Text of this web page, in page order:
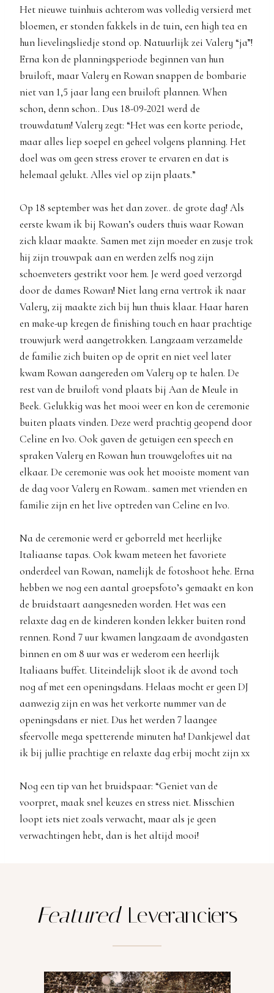
Het nieuwe tuinhuis achterom was volledig versierd met
bloemen, er stonden fakkels in de tuin, een high tea en
hun lievelingsliedje stond op. Natuurlijk zei Valery “ja”!
Erna kon de planningsperiode beginnen van hun
bruiloft, maar Valery en Rowan snappen de bombarie
niet van 1,5 jaar lang een bruiloft plannen. When
schon, denn schon.. Dus 18-09-2021 werd de
trouwdatum! Valery zegt: “Het was een korte periode,
maar alles liep soepel en geheel volgens planning. Het
doel was om geen stress erover te ervaren en dat is
helemaal gelukt. Alles viel op zijn plaats.”
Op 18 september was het dan zover.. de grote dag! Als
eerste kwam ik bij Rowan’s ouders thuis waar Rowan
zich klaar maakte. Samen met zijn moeder en zusje trok
hij zijn trouwpak aan en werden zelfs nog zijn
schoenveters gestrikt voor hem. Je werd goed verzorgd
door de dames Rowan! Niet lang erna vertrok ik naar
Valery, zij maakte zich bij hun thuis klaar. Haar haren
en make-up kregen de finishing touch en haar prachtige
trouwjurk werd aangetrokken. Langzaam verzamelde
de familie zich buiten op de oprit en niet veel later
kwam Rowan aangereden om Valery op te halen. De
rest van de bruiloft vond plaats bij Aan de Meule in
Beek. Gelukkig was het mooi weer en kon de ceremonie
buiten plaats vinden. Deze werd prachtig geopend door
Celine en Ivo. Ook gaven de getuigen een speech en
spraken Valery en Rowan hun trouwgeloftes uit na
elkaar. De ceremonie was ook het mooiste moment van
de dag voor Valery en Rowam.. samen met vrienden en
familie zijn en het live optreden van Celine en Ivo.
Na de ceremonie werd er geborreld met heerlijke
Italiaanse tapas. Ook kwam meteen het favoriete
onderdeel van Rowan, namelijk de fotoshoot hehe. Erna
hebben we nog een aantal groepsfoto’s gemaakt en kon
de bruidstaart aangesneden worden. Het was een
relaxte dag en de kinderen konden lekker buiten rond
rennen. Rond 7 uur kwamen langzaam de avondgasten
binnen en om 8 uur was er wederom een heerlijk
Italiaans buffet. Uiteindelijk sloot ik de avond toch
nog af met een openingsdans. Helaas mocht er geen DJ
aanwezig zijn en was het verkorte nummer van de
openingsdans er niet. Dus het werden 7 laangee
sfeervolle mega spetterende minuten ha! Dankjewel dat
ik bij jullie prachtige en relaxte dag erbij mocht zijn xx
Nog een tip van het bruidspaar: “Geniet van de
voorpret, maak snel keuzes en stress niet. Misschien
loopt iets niet zoals verwacht, maar als je geen
verwachtingen hebt, dan is het altijd mooi!
FeaturedLeveranciers